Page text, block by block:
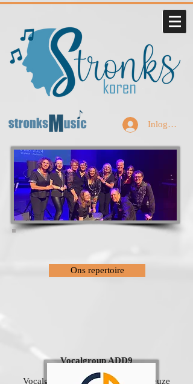
Inloggen
Ons repertoire
Vocalgroup ADD9
Vocalgroup ADD9 is kleine ambitieuze